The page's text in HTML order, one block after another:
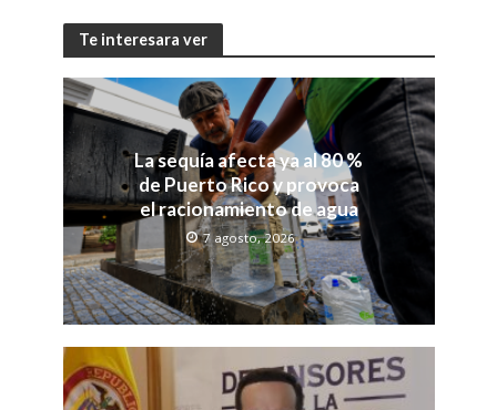
Te interesara ver
La sequía afecta ya al 80 %
de Puerto Rico y provoca
el racionamiento de agua
7 agosto, 2026